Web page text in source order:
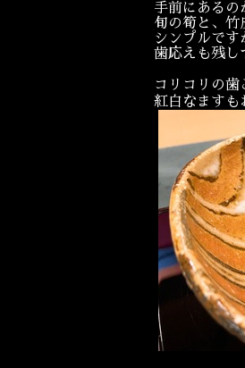
手前にあるの
旬の筍と、竹
シンプルです
歯応えも残し
コリコリの歯
紅白なますも